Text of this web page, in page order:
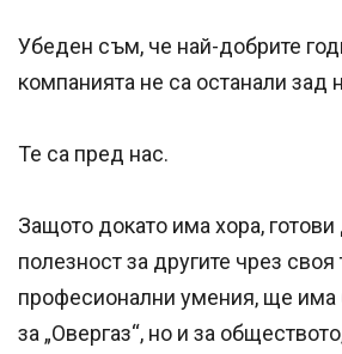
Убеден съм, че най-добрите
компанията не са останали зад
Те са пред нас.
Защото докато има хора,
полезност за другите чрез своя
професионални умения, ще
за „Овергаз“, но и за